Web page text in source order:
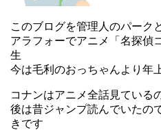
このブログを管理人のパーク
アラフォーでアニメ「名探偵
生
今は毛利のおっちゃんより年
コナンはアニメ全話見ている
後は昔ジャンプ読んでいたの
きです